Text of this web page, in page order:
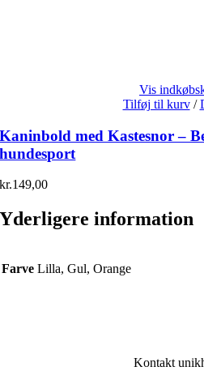
Vis
Tilføj til kurv /
Kaninbold med Kastesnor –
hundesport
kr.149,00
Yderligere information
Farve Lilla, Gul, Orange
Kontakt